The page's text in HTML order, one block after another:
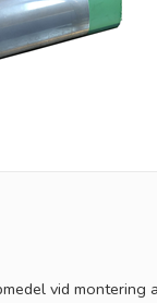
vid montering